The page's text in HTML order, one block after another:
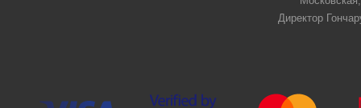
Директор